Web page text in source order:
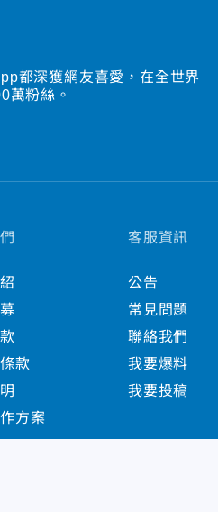
都深獲網友喜愛，在全世界
萬粉絲。
款
方案
客服資訊
公告
常見問題
聯絡我們
我要爆料
我要投稿